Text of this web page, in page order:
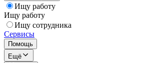
Ищу работу
Ищу работу
Ищу сотрудника
Сервисы
Помощь
Ещё